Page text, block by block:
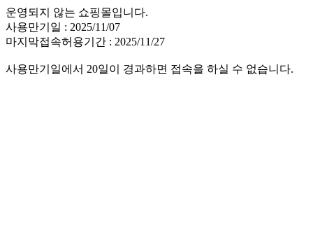
운영되지 않는 쇼핑몰입니다.
사용만기일 : 2025/11/07
마지막접속허용기간 : 2025/11/27
사용만기일에서 20일이 경과하면 접속을 하실 수 없습니다.